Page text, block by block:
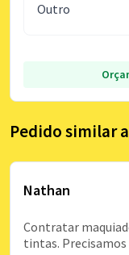
Outro
Pedido similar
Nathan
Contratar
tintas.